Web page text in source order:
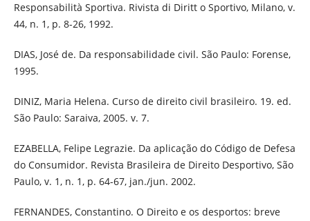
Responsabilità Sportiva. Rivista di Diritt o Sportivo, Milano, v.
44, n. 1, p. 8-26, 1992.
DIAS, José de. Da responsabilidade civil. São Paulo: Forense,
1995.
DINIZ, Maria Helena. Curso de direito civil brasileiro. 19. ed.
São Paulo: Saraiva, 2005. v. 7.
EZABELLA, Felipe Legrazie. Da aplicação do Código de Defesa
do Consumidor. Revista Brasileira de Direito Desportivo, São
Paulo, v. 1, n. 1, p. 64-67, jan./jun. 2002.
FERNANDES, Constantino. O Direito e os desportos: breve